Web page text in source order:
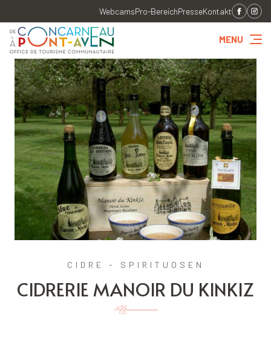
WebcamsPro-BereichPresseKontakt
MENU
CIDRE - SPIRITUOSEN
CIDRERIE MANOIR DU KINKIZ